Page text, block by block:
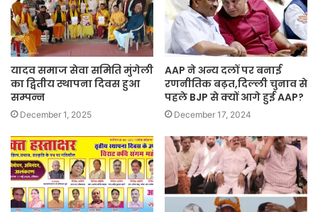
यादव समाज सेवा समिति मुंगेली
का द्वितीय स्थापना दिवस हुआ
सम्पन्न
December 1, 2025
AAP ने अन्य दलों पर बनाई
रणनीतिक बढ़त,दिल्ली चुनाव से
पहले BJP से क्यों आगे हुई AAP?
December 17, 2024